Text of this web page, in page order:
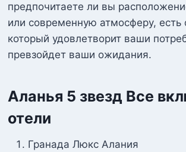
предпочитаете ли вы
или современную атмосферу, есть
который удовлетворит ваши
превзойдет ваши ожидания.
Аланья 5 звезд Все
отели
Гранада Люкс Алания